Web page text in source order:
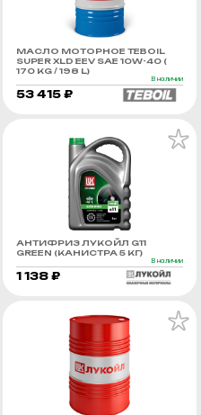
МАСЛО МОТОРНОЕ TEBOIL
SUPER XLD EEV SAE 10W-40 (
170 KG / 198 L)
В наличии
53 415 ₽
АНТИФРИЗ ЛУКОЙЛ G11
GREEN (КАНИСТРА 5 КГ)
В наличии
1 138 ₽